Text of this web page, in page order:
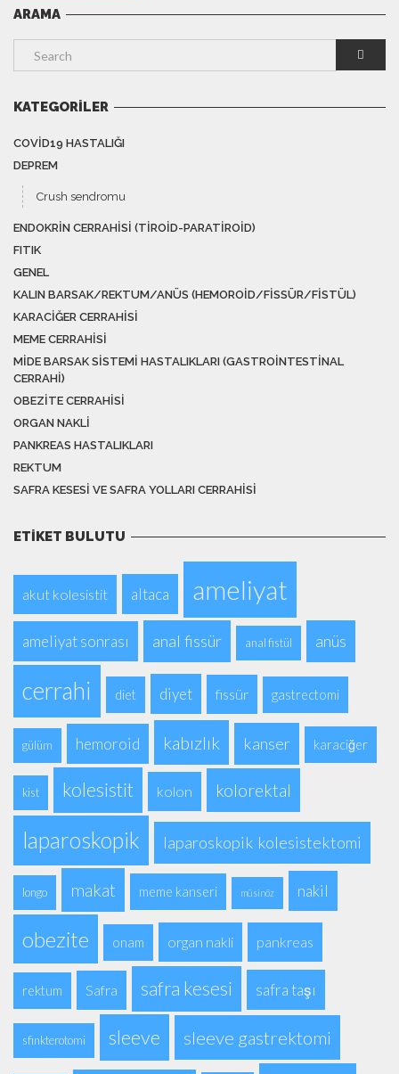
ARAMA
KATEGORILER
COVID19 HASTALIĞI
DEPREM
Crush sendromu
ENDOKRIN CERRAHISI (TIROID-PARATIROID)
FITIK
GENEL
KALIN BARSAK/REKTUM/ANÜS (HEMOROID/FISSÜR/FISTÜL)
KARACIĞER CERRAHISI
MEME CERRAHISI
MIDE BARSAK SISTEMI HASTALIKLARI (GASTROINTESTINAL
CERRAHI)
OBEZITE CERRAHISI
ORGAN NAKLI
PANKREAS HASTALIKLARI
REKTUM
SAFRA KESESI VE SAFRA YOLLARI CERRAHISI
ETIKET BULUTU
akut kolesistit altaca ameliyat
ameliyat sonrası anal fissür anal fistül anüs
cerrahi diet diyet fissür gastrectomi
gülüm hemoroid kabızlık kanser karaciğer
kist kolesistit kolon kolorektal
laparoskopik laparoskopik kolesistektomi
longo makat meme kanseri müsinöz nakil
obezite onam organ nakli pankreas
rektum Safra safra kesesi safra taşı
sfinkterotomi sleeve sleeve gastrektomi